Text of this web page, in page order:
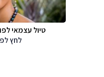
טיול עצמאי
לחץ